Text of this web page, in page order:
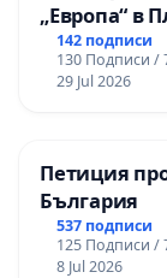
„Европа“ в
142 подписи
130 Подписи /
29 Jul 2026
Петиция
България
537 подписи
125 Подписи /
8 Jul 2026